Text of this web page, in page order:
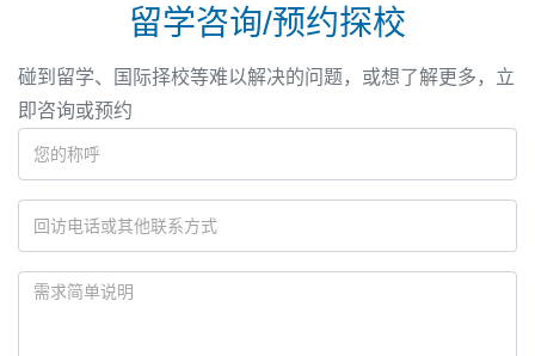
留学咨询/预约探校
碰到留学、国际择校等难以解决的问题，或想了解更多，立
即咨询或预约